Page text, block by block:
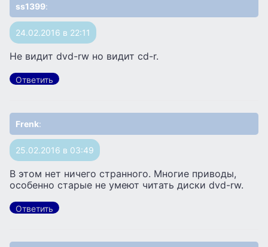
ss1399:
24.02.2016 в 22:11
Не видит dvd-rw но видит cd-r.
Ответить
Frenk:
25.02.2016 в 03:49
В этом нет ничего странного. Многие приводы,
особенно старые не умеют читать диски dvd-rw.
Ответить